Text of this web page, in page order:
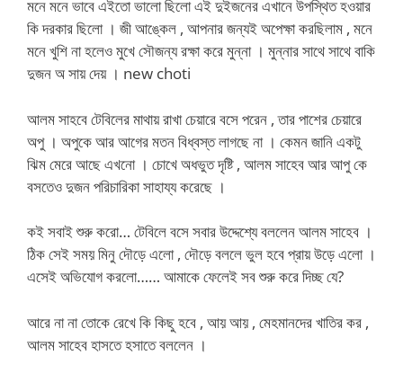
মনে মনে ভাবে এইতো ভালো ছিলো এই দুইজনের এখানে উপস্থিত হওয়ার
কি দরকার ছিলো । জী আঙ্কেল , আপনার জন্যই অপেক্ষা করছিলাম , মনে
মনে খুশি না হলেও মুখে সৌজন্য রক্ষা করে মুন্না । মুন্নার সাথে সাথে বাকি
দুজন অ সায় দেয় । new choti
আলম সাহবে টেবিলের মাথায় রাখা চেয়ারে বসে পরেন , তার পাশের চেয়ারে
অপু । অপুকে আর আগের মতন বিধ্বস্ত লাগছে না । কেমন জানি একটু
ঝিম মেরে আছে এখনো । চোখে অধভুত দৃষ্টি , আলম সাহেব আর আপু কে
বসতেও দুজন পরিচারিকা সাহায্য করেছে ।
কই সবাই শুরু করো… টেবিলে বসে সবার উদ্দেশ্যে বললেন আলম সাহেব ।
ঠিক সেই সময় মিনু দৌড়ে এলো , দৌড়ে বললে ভুল হবে প্রায় উড়ে এলো ।
এসেই অভিযোগ করলো…… আমাকে ফেলেই সব শুরু করে দিচ্ছ যে?
আরে না না তোকে রেখে কি কিছু হবে , আয় আয় , মেহমানদের খাতির কর ,
আলম সাহেব হাসতে হসাতে বললেন ।